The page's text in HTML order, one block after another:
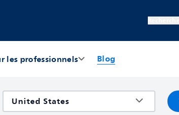
les professionnels Blog